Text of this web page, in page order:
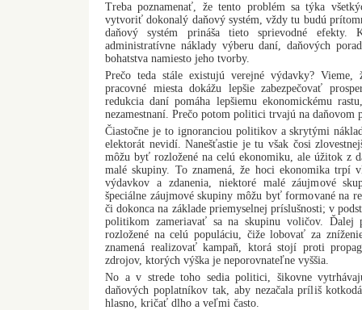
Treba poznamenať, že tento problém sa týka
vytvoriť dokonalý daňový systém, vždy tu budú
daňový systém prináša tieto sprievodné
administratívne náklady výberu daní, daňových
bohatstva namiesto jeho tvorby.
Prečo teda stále existujú verejné výdavky? Vieme,
pracovné miesta dokážu lepšie zabezpečovať
redukcia daní pomáha lepšiemu ekonomickému
nezamestnaní. Prečo potom politici trvajú na daňovom
Čiastočne je to ignoranciou politikov a skrytými
elektorát nevidí. Nanešťastie je tu však čosi
môžu byť rozložené na celú ekonomiku, ale úžitok z
malé skupiny. To znamená, že hoci ekonomika trpí
výdavkov a zdanenia, niektoré malé záujmové
špeciálne záujmové skupiny môžu byť formované na
či dokonca na základe priemyselnej príslušnosti; v
politikom zameriavať sa na skupinu voličov. Ďalej
rozložené na celú populáciu, čiže lobovať za
znamená realizovať kampaň, ktorá stojí proti
zdrojov, ktorých výška je neporovnateľne vyššia.
No a v strede toho sedia politici, šikovne
daňových poplatníkov tak, aby nezačala príliš
hlasno, kričať dlho a veľmi často.